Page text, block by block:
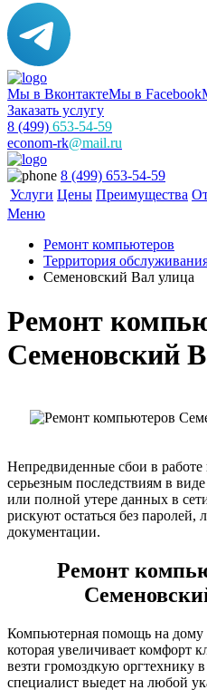
Мы в ВконтактеМы в Facebook
Заказать услугу
8 (499) 653-54-59
econom-rk@mail.ru
8 (499) 653-54-59
Услуги Цены Преимущества
Меню
Ремонт компьютеров
Территория
Семеновский Вал улица
Ремонт
Семеновский
Непредвиденные сбои в
серьезным последствиям в
или полной утере данных в
рискуют остаться без
документации.
Ремонт
Компьютерная помощь на дому
которая увеличивает комфорт
везти громоздкую оргтехнику
специалист выедет на любой